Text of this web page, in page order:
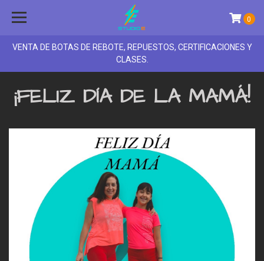
VENTA DE BOTAS DE REBOTE, REPUESTOS, CERTIFICACIONES Y
CLASES.
0
¡FELIZ DÍA DE LA MAMÁ!